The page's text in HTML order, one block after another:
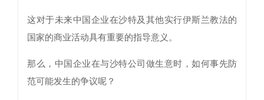
这对于未来中国企业在沙特及其他实行伊斯兰教法的
国家的商业活动具有重要的指导意义。
那么，中国企业在与沙特公司做生意时，如何事先防
范可能发生的争议呢？